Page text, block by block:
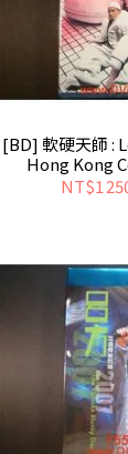
[BD] 軟硬天師 :
Hong Kong
NT$1